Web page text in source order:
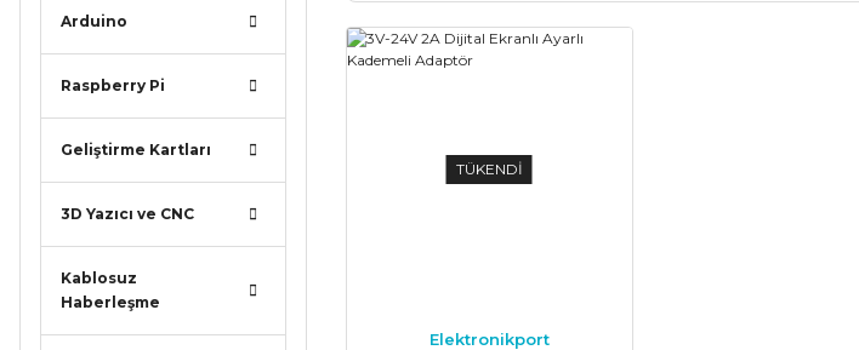
Arduino
Raspberry Pi
Geliştirme Kartları
3D Yazıcı ve CNC
Kablosuz
Haberleşme
TÜKENDİ
Elektronikport